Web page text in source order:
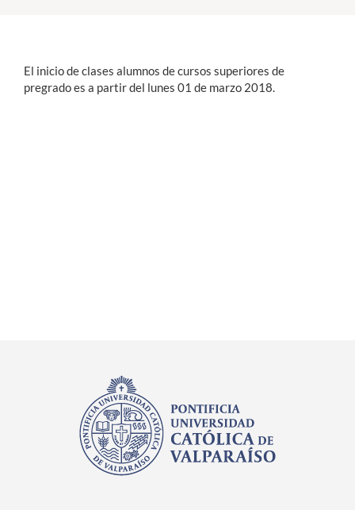
Académicos
El inicio de clases alumnos de cursos superiores de
pregrado es a partir del lunes 01 de marzo 2018.